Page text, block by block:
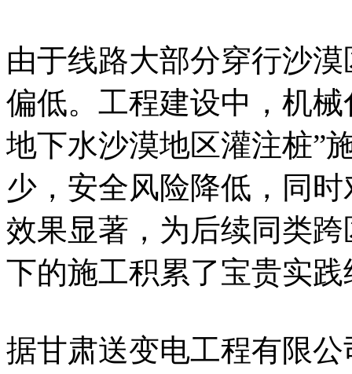
由于线路大部分穿行沙
偏低。工程建设中，机
地下水沙漠地区灌注桩”
少，安全风险降低，同
效果显著，为后续同类
下的施工积累了宝贵实践
据甘肃送变电工程有限